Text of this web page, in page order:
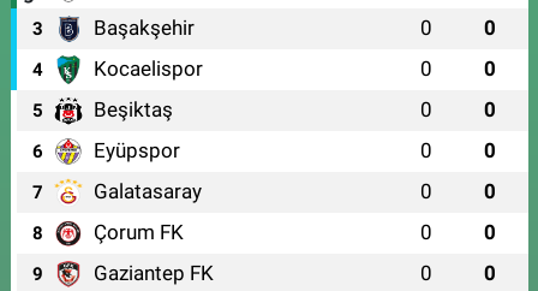
3 Başakşehir 0 0
4 Kocaelispor 0 0
5 Beşiktaş 0 0
6 Eyüpspor 0 0
7 Galatasaray 0 0
8 Çorum FK 0 0
9 Gaziantep FK 0 0